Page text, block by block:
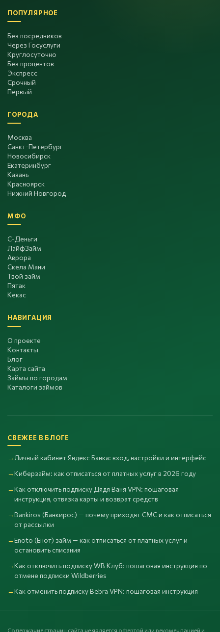
ПОПУЛЯРНОЕ
Без посредников
Через Госуслуги
Круглосуточно
Без процентов
Экспресс
Срочный
Первый
ГОРОДА
Москва
Санкт-Петербург
Новосибирск
Екатеринбург
Казань
Красноярск
Нижний Новгород
МФО
С-Деньги
ЛайфЗайм
Аврора
Скела Мани
Твой займ
Пятак
Кекас
НАВИГАЦИЯ
О проекте
Контакты
Блог
Карта сайта
Займы по городам
Каталоги займов
СВЕЖЕЕ В БЛОГЕ
Личный кабинет Яндекс Банка: вход, настройки и интерфейс
Киберзайм: как отписаться от платных услуг в 2026 году
Как отключить подписку Дядя Ваня VPN: пошаговая
инструкция, отвязка карты и возврат средств
Bankiros (Банкирос) — почему приходят СМС и как отписаться
от рассылки
Enoto (Енот) займ — как отписаться от платных услуг и
остановить списания
Как отключить подписку WB Клуб: пошаговая инструкция по
отмене подписки Wildberries
Как отменить подписку Bebra VPN: пошаговая инструкция
Содержание страниц сайта не является офертой или рекомендацией и